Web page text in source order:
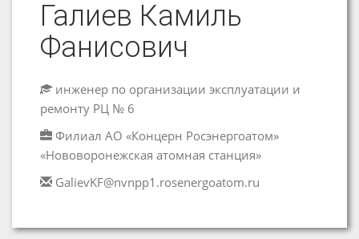
Галиев Камиль
Фанисович
инженер по организации эксплуатации и
ремонту РЦ № 6
Филиал АО «Концерн Росэнергоатом»
«Нововоронежская атомная станция»
GalievKF@nvnpp1.rosenergoatom.ru